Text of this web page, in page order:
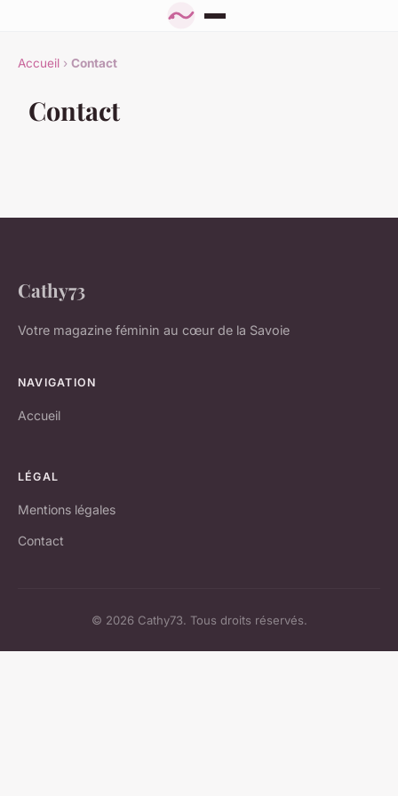
Accueil › Contact
Contact
Cathy73
Votre magazine féminin au cœur de la Savoie
NAVIGATION
Accueil
LÉGAL
Mentions légales
Contact
© 2026 Cathy73. Tous droits réservés.